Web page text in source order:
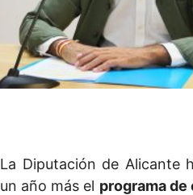
La Diputación de Alicante
un año más el programa